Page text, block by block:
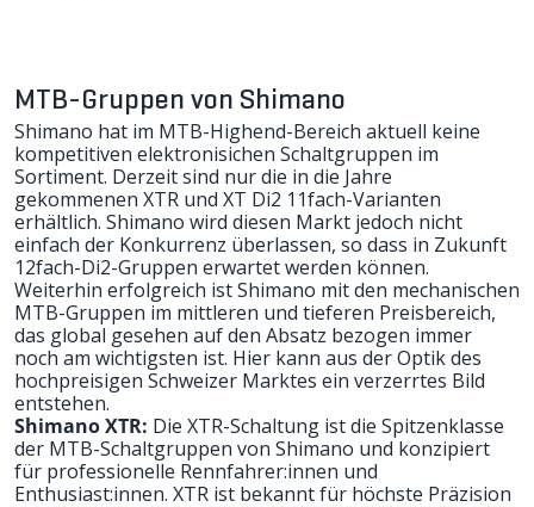
MTB-Gruppen von Shimano
Shimano hat im MTB-Highend-Bereich aktuell keine
kompetitiven elektronisichen Schaltgruppen im
Sortiment. Derzeit sind nur die in die Jahre
gekommenen XTR und XT Di2 11fach-Varianten
erhältlich. Shimano wird diesen Markt jedoch nicht
einfach der Konkurrenz überlassen, so dass in Zukunft
12fach-Di2-Gruppen erwartet werden können.
Weiterhin erfolgreich ist Shimano mit den mechanischen
MTB-Gruppen im mittleren und tieferen Preisbereich,
das global gesehen auf den Absatz bezogen immer
noch am wichtigsten ist. Hier kann aus der Optik des
hochpreisigen Schweizer Marktes ein verzerrtes Bild
entstehen.
Shimano XTR: Die XTR-Schaltung ist die Spitzenklasse
der MTB-Schaltgruppen von Shimano und konzipiert
für professionelle Rennfahrer:innen und
Enthusiast:innen. XTR ist bekannt für höchste Präzision